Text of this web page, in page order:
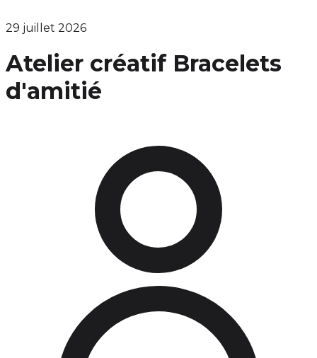
29 juillet 2026
Atelier créatif Bracelets
d'amitié